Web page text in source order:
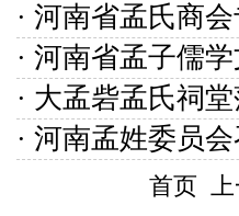
· 河南省孟氏商
· 河南省孟子儒
· 大孟砦孟氏祠
· 河南孟姓委员
首页